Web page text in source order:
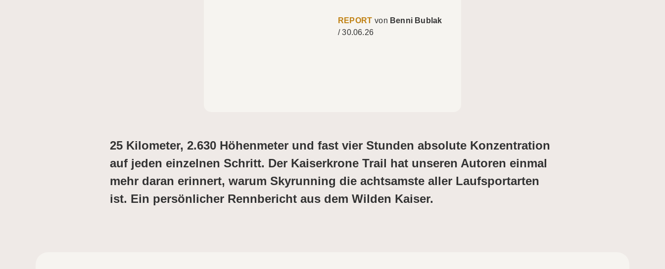
REPORT
Benni Bublak
/ 30.06.26
25 Kilometer, 2.630 Höhenmeter und fast vier Stunden absolute Konzentration
auf jeden einzelnen Schritt. Der Kaiserkrone Trail hat unseren Autoren einmal
mehr daran erinnert, warum Skyrunning die achtsamste aller Laufsportarten
ist. Ein persönlicher Rennbericht aus dem Wilden Kaiser.